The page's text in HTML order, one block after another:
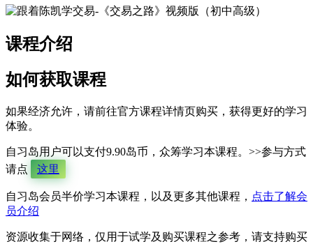
课程介绍
如何获取课程
如果经济允许，请前往官方课程详情页购买，获得更好的学习
体验。
自习岛用户可以支付9.90岛币，众筹学习本课程。>>参与方式
请点
这里
自习岛会员半价学习本课程，以及更多其他课程， 点击了解会
员介绍
资源收集于网络，仅用于试学及购买课程之参考，请支持购买